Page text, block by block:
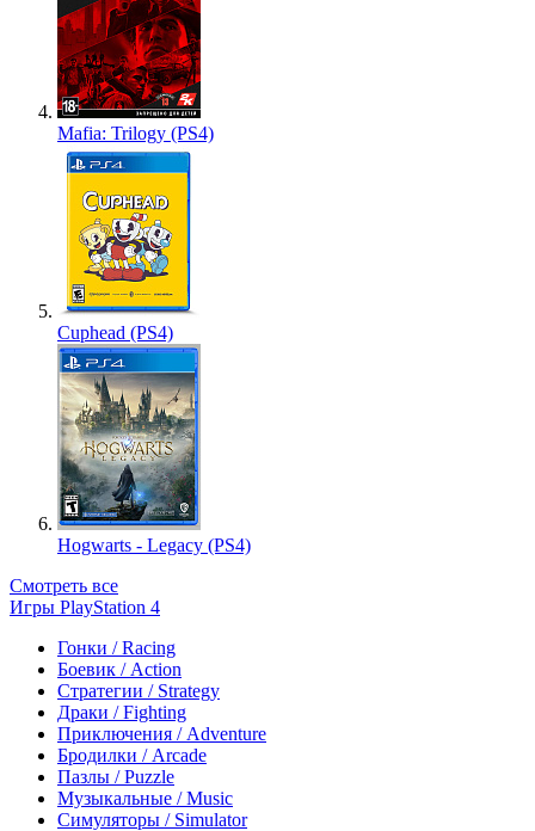
Mafia: Trilogy (PS4)
Cuphead (PS4)
Hogwarts - Legacy (PS4)
Смотреть все
Игры PlayStation 4
Гонки / Racing
Боевик / Action
Стратегии / Strategy
Драки / Fighting
Приключения / Adventure
Бродилки / Arcade
Пазлы / Puzzle
Музыкальные / Music
Симуляторы / Simulator